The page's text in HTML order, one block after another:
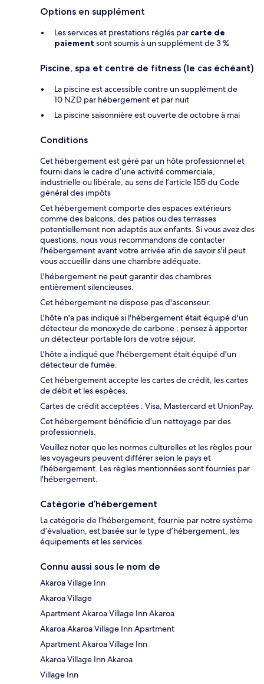
Options en supplément
Les services et prestations réglés par carte de
paiement sont soumis à un supplément de 3 %
Piscine, spa et centre de fitness (le cas échéant)
La piscine est accessible contre un supplément de
10 NZD par hébergement et par nuit
La piscine saisonnière est ouverte de octobre à mai
Conditions
Cet hébergement est géré par un hôte professionnel et
fourni dans le cadre d’une activité commerciale,
industrielle ou libérale, au sens de l’article 155 du Code
général des impôts
Cet hébergement comporte des espaces extérieurs
comme des balcons, des patios ou des terrasses
potentiellement non adaptés aux enfants. Si vous avez des
questions, nous vous recommandons de contacter
l'hébergement avant votre arrivée afin de savoir s'il peut
vous accueillir dans une chambre adéquate.
L'hébergement ne peut garantir des chambres
entièrement silencieuses.
Cet hébergement ne dispose pas d'ascenseur.
L'hôte n'a pas indiqué si l'hébergement était équipé d'un
détecteur de monoxyde de carbone ; pensez à apporter
un détecteur portable lors de votre séjour.
L'hôte a indiqué que l'hébergement était équipé d'un
détecteur de fumée.
Cet hébergement accepte les cartes de crédit, les cartes
de débit et les espèces.
Cartes de crédit acceptées : Visa, Mastercard et UnionPay.
Cet hébergement bénéficie d’un nettoyage par des
professionnels.
Veuillez noter que les normes culturelles et les règles pour
les voyageurs peuvent différer selon le pays et
l'hébergement. Les règles mentionnées sont fournies par
l'hébergement.
Catégorie d’hébergement
La catégorie de l’hébergement, fournie par notre système
d’évaluation, est basée sur le type d’hébergement, les
équipements et les services.
Connu aussi sous le nom de
Akaroa Village Inn
Akaroa Village
Apartment Akaroa Village Inn Akaroa
Akaroa Akaroa Village Inn Apartment
Apartment Akaroa Village Inn
Akaroa Village Inn Akaroa
Village Inn